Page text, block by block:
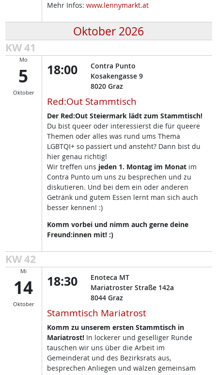
Mehr Infos: www.lennymarkt.at
Oktober 2026
KW 41
Mo
5
Oktober
18:00
Contra Punto
Kosakengasse 9
8020 Graz
Red:Out Stammtisch
Der Red:Out Steiermark lädt zum Stammtisch!
Du bist queer oder interessierst die für queere
Themen oder alles was rund ums Thema
LGBTQI+ so passiert und ansteht? Dann bist du
hier genau richtig!
Wir treffen uns jeden 1. Montag im Monatim
Contra Punto um uns zu besprechen und zu
diskutieren. Und bei dem ein oder anderen
Getränk und gutem Essen lernt man sich auch
besser kennen! :)
Komm vorbei und nimm auch gerne deine
Freund:innen mit! :)
KW 42
Mi
14
Oktober
18:30
Enoteca MT
Mariatroster Straße 142a
8044 Graz
Stammtisch Mariatrost
Komm zu unserem ersten Stammtisch in
Mariatrost! In lockerer und geselliger Runde
tauschen wir uns über die Arbeit im
Gemeinderat und des Bezirksrats aus,
besprechen Anliegen und wälzen gemeinsam